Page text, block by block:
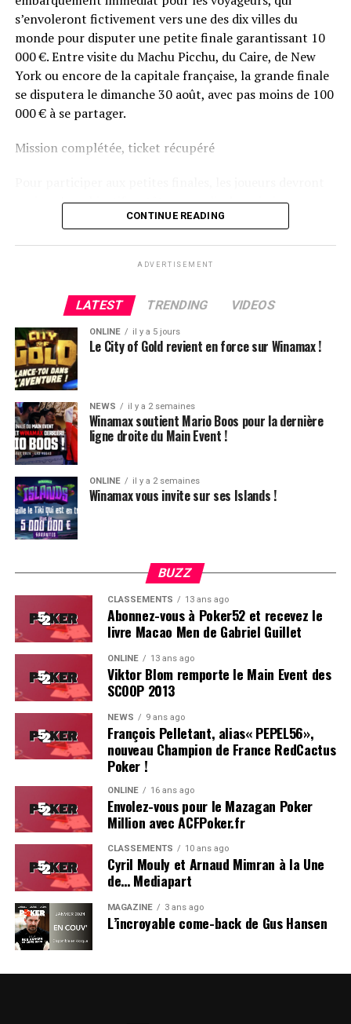
s’envoleront fictivement vers une des dix villes du
monde pour disputer une petite finale garantissant 10
000 €. Entre visite du Machu Picchu, du Caire, de New
York ou encore de la capitale française, la grande finale
se disputera le dimanche 30 août, avec pas moins de 100
000 € à se partager.
Mission complétée, ticket récupéré
avoir qu’un objectif en tête : remplir des missions
hebdomadaires Sit & Go pour remporter leurs tickets
débloquées, trois au total, ils auront la chance de
tous les joueurs ITM prendront un vol direction la
grande finale accessible sans buy-in !
Plus d’infos sur la page dédiée de Winamax !
CONTINUE READING
ADVERTISEMENT
LATEST TRENDING VIDEOS
ONLINE il y a 5 jours
Le City of Gold revient en force sur Winamax !
NEWS il y a 2 semaines
Winamax soutient Mario Boos pour la dernière
ligne droite du Main Event !
ONLINE il y a 2 semaines
Winamax vous invite sur ses Islands !
BUZZ
CLASSEMENTS 13 ans ago
Abonnez-vous à Poker52 et recevez le
livre Macao Men de Gabriel Guillet
ONLINE 13 ans ago
Viktor Blom remporte le Main Event des
SCOOP 2013
NEWS 9 ans ago
François Pelletant, alias« PEPEL56»,
nouveau Champion de France RedCactus
Poker !
ONLINE 16 ans ago
Envolez-vous pour le Mazagan Poker
Million avec ACFPoker.fr
CLASSEMENTS 10 ans ago
Cyril Mouly et Arnaud Mimran à la Une
de… Mediapart
MAGAZINE 3 ans ago
L’incroyable come-back de Gus Hansen